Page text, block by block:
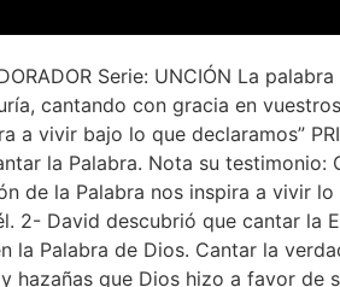
Serie: UNCIÓN La
cantando con gracia en
a vivir bajo lo que declaramos”
la Palabra. Nota su
de la Palabra nos inspira a vivir
2- David descubrió que cantar la
la Palabra de Dios. Cantar la
hazañas que Dios hizo a favor de